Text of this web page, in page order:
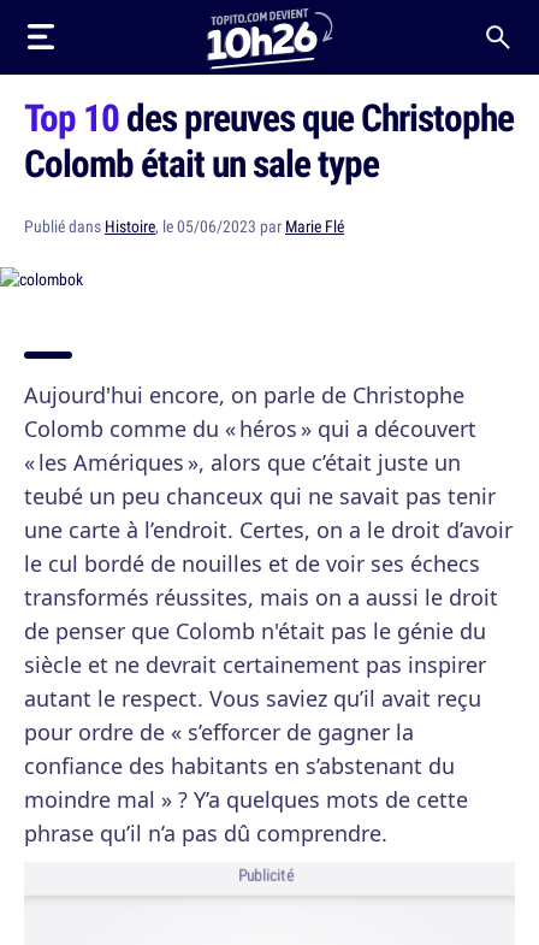
Top 10des preuves que Christophe
Colomb était un sale type
Publié dans Histoire, le 05/06/2023 par Marie Flé
Aujourd'hui encore, on parle de Christophe
Colomb comme du « héros » qui a découvert
« les Amériques », alors que c’était juste un
teubé un peu chanceux qui ne savait pas tenir
une carte à l’endroit. Certes, on a le droit d’avoir
le cul bordé de nouilles et de voir ses échecs
transformés réussites, mais on a aussi le droit
de penser que Colomb n'était pas le génie du
siècle et ne devrait certainement pas inspirer
autant le respect. Vous saviez qu’il avait reçu
pour ordre de « s’efforcer de gagner la
confiance des habitants en s’abstenant du
moindre mal » ? Y’a quelques mots de cette
phrase qu’il n’a pas dû comprendre.
Publicité